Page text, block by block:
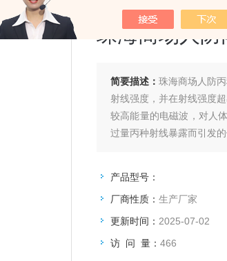
珠海商场人
简要描述： 珠海商场人防
射线强度，并在射线强度
较高能量的电磁波，对人
过量丙种射线暴露而引发的
产品型号：
厂商性质： 生产厂家
更新时间： 2025-07-02
访 问 量： 466